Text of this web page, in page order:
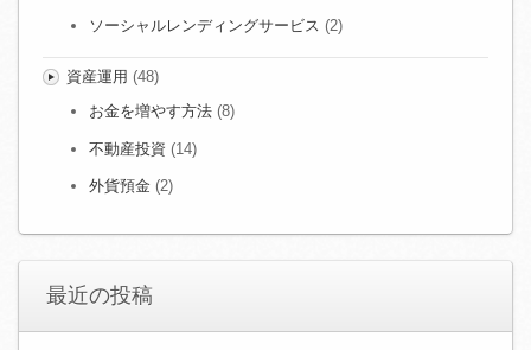
ソーシャルレンディングサービス (2)
資産運用 (48)
お金を増やす方法 (8)
不動産投資 (14)
外貨預金 (2)
最近の投稿